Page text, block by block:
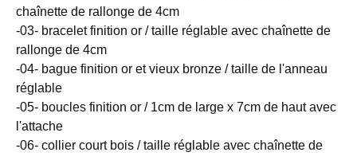
chaînette de rallonge de 4cm
-03- bracelet finition or / taille réglable avec chaînette de
rallonge de 4cm
-04- bague finition or et vieux bronze / taille de l'anneau
réglable
-05- boucles finition or / 1cm de large x 7cm de haut avec
l'attache
-06- collier court bois / taille réglable avec chaînette de